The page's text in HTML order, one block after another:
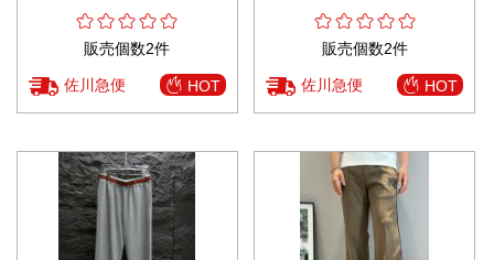
販売個数2件
佐川急便 HOT
販売個数2件
佐川急便 HOT